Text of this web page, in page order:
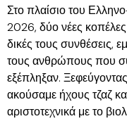
Στο πλαίσιο του
2026, δύο νέες
δικές τους συνθέσεις,
τους ανθρώπους που
εξέπληξαν.
ακούσαμε ήχους τζαζ
αριστοτεχνικά με το